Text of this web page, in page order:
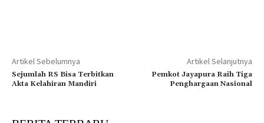
Artikel Sebelumnya
Sejumlah RS Bisa Terbitkan
Akta Kelahiran Mandiri
Artikel Selanjutnya
Pemkot Jayapura Raih Tiga
Penghargaan Nasional